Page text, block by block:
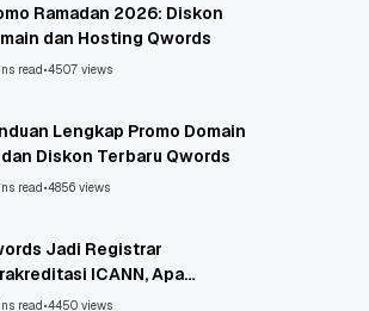
Ramadan 2026: Diskon
dan Hosting Qwords
read•4507 views
Lengkap Promo Domain
dan Diskon Terbaru Qwords
read•4856 views
Jadi Registrar
ICANN, Apa
read•4450 views